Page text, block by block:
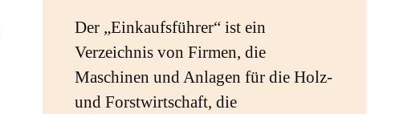
Der „Einkaufsführer“ ist ein
Verzeichnis von Firmen, die
Maschinen und Anlagen für die Holz-
und Forstwirtschaft, die